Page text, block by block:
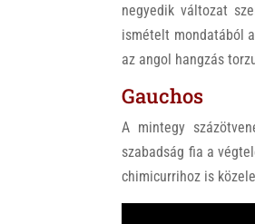
negyedik változat
ismételt mondatából
az angol hangzás
Gauchos
A mintegy
szabadság fia a
chimicurrihoz is